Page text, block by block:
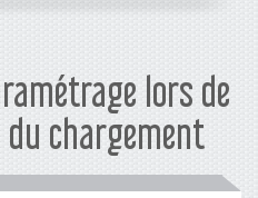
lors de
chargement